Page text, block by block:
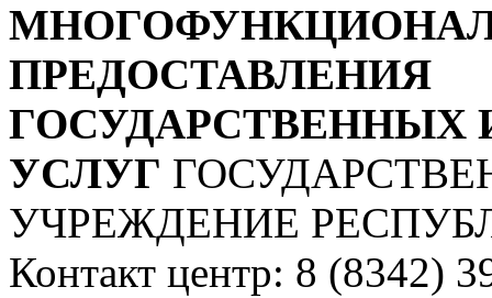
ПРЕДОСТАВЛЕНИЯ
УСЛУГ
УЧРЕЖДЕНИЕ
Контакт центр: 8 (8342)